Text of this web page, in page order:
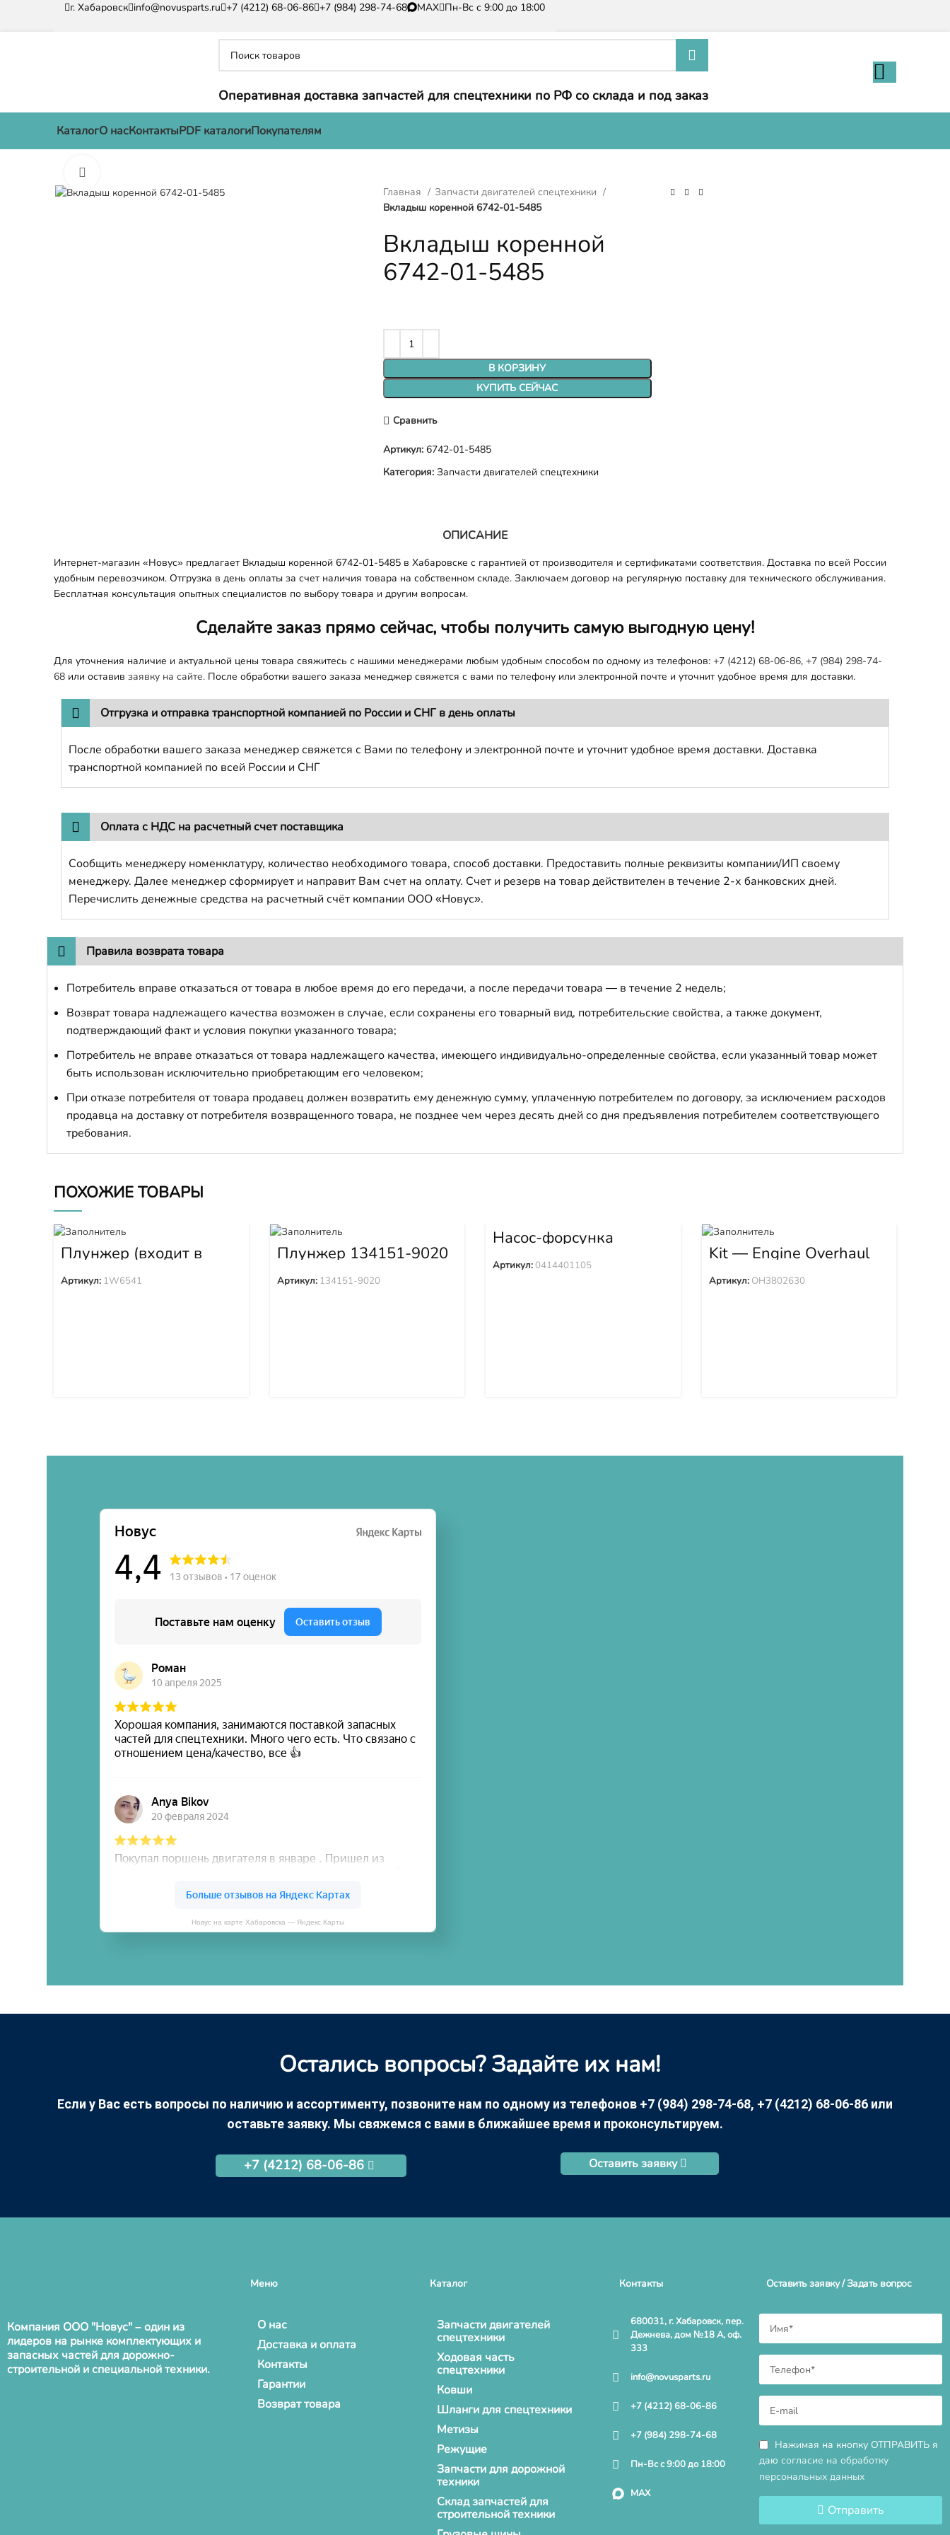
г. Хабаровск info@novusparts.ru +7 (4212) 68-06-86 +7 (984) 298-74-68 MAX Пн-Вс с 9:00 до 18:00
Оперативная доставка запчастей для спецтехники по РФ со склада и под заказ
КаталогО насКонтактыPDF каталогиПокупателям
Главная
Запчасти двигателей спецтехники
Вкладыш коренной 6742-01-5485
Вкладыш коренной
6742-01-5485
В КОРЗИНУ
КУПИТЬ СЕЙЧАС
Сравнить
Артикул: 6742-01-5485
Категория: Запчасти двигателей спецтехники
ОПИСАНИЕ
Интернет-магазин «Новус» предлагает Вкладыш коренной 6742-01-5485 в Хабаровске с гарантией от производителя и сертификатами соответствия. Доставка по всей России
удобным перевозчиком. Отгрузка в день оплаты за счет наличия товара на собственном складе. Заключаем договор на регулярную поставку для технического обслуживания.
Бесплатная консультация опытных специалистов по выбору товара и другим вопросам.
Сделайте заказ прямо сейчас, чтобы получить самую выгодную цену!
Для уточнения наличие и актуальной цены товара свяжитесь с нашими менеджерами любым удобным способом по одному из телефонов: +7 (4212) 68-06-86, +7 (984) 298-74-
68 или оставив заявку на сайте. После обработки вашего заказа менеджер свяжется с вами по телефону или электронной почте и уточнит удобное время для доставки.
Отгрузка и отправка транспортной компанией по России и СНГ в день оплаты
После обработки вашего заказа менеджер свяжется с Вами по телефону и электронной почте и уточнит удобное время доставки. Доставка
транспортной компанией по всей России и СНГ
Оплата с НДС на расчетный счет поставщика
Сообщить менеджеру номенклатуру, количество необходимого товара, способ доставки. Предоставить полные реквизиты компании/ИП своему
менеджеру. Далее менеджер сформирует и направит Вам счет на оплату. Счет и резерв на товар действителен в течение 2-х банковских дней.
Перечислить денежные средства на расчетный счёт компании ООО «Новус».
Правила возврата товара
Потребитель вправе отказаться от товара в любое время до его передачи, а после передачи товара — в течение 2 недель;
Возврат товара надлежащего качества возможен в случае, если сохранены его товарный вид, потребительские свойства, а также документ,
подтверждающий факт и условия покупки указанного товара;
Потребитель не вправе отказаться от товара надлежащего качества, имеющего индивидуально-определенные свойства, если указанный товар может
быть использован исключительно приобретающим его человеком;
При отказе потребителя от товара продавец должен возвратить ему денежную сумму, уплаченную потребителем по договору, за исключением расходов
продавца на доставку от потребителя возвращенного товара, не позднее чем через десять дней со дня предъявления потребителем соответствующего
требования.
ПОХОЖИЕ ТОВАРЫ
Плунжер (входит в
1W6539) 1W6541
Артикул: 1W6541
Плунжер 134151-9020
Артикул: 134151-9020
Насос-форсунка
0414401105
Артикул:0414401105
Kit — Engine Overhaul
OH3802630
Артикул: OH3802630
Новус на карте Хабаровска — Яндекс Карты
Остались вопросы? Задайте их нам!
Если у Вас есть вопросы по наличию и ассортименту, позвоните нам по одному из телефонов +7 (984) 298-74-68, +7 (4212) 68-06-86 или
оставьте заявку. Мы свяжемся с вами в ближайшее время и проконсультируем.
+7 (4212) 68-06-86 Оставить заявку
Компания ООО "Новус" – один из
лидеров на рынке комплектующих и
запасных частей для дорожно-
строительной и специальной техники.
Меню
О нас
Доставка и оплата
Контакты
Гарантии
Возврат товара
Каталог
Запчасти двигателей
спецтехники
Ходовая часть
спецтехники
Ковши
Шланги для спецтехники
Метизы
Режущие
Запчасти для дорожной
техники
Склад запчастей для
строительной техники
Контакты
680031, г. Хабаровск, пер.
Дежнева, дом №18 А, оф.
333
info@novusparts.ru
+7 (4212) 68-06-86
+7 (984) 298-74-68
Пн-Вс с 9:00 до 18:00
MAX
Оставить заявку / Задать вопрос
Нажимая на кнопку ОТПРАВИТЬ я
даю согласие на обработку
персональных данных
Отправить